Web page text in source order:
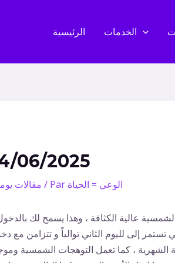
الرئيسية الخدمات
06/2025
مقالات / Par الوعي = الحياة
عالية الكثافة ، وهذا يسمح لك
تستمر إلى لليوم الثاني توالياً و تتزامن مع
الشهرية ، كما تعمل التوهجات الشمسية